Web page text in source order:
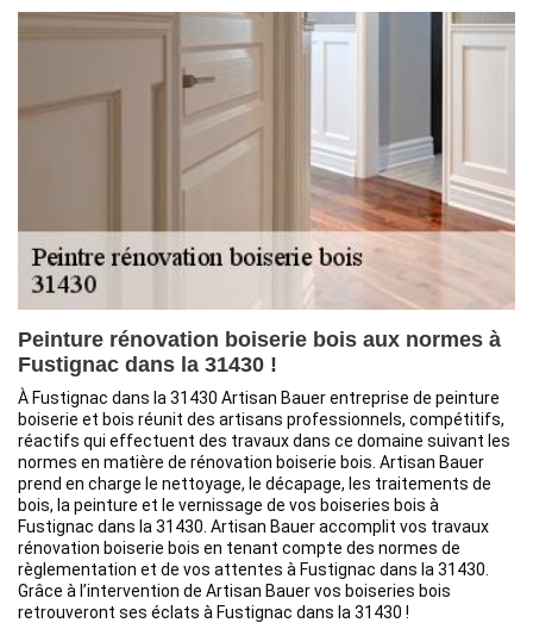
Peinture rénovation boiserie bois aux normes à
Fustignac dans la 31430 !
À Fustignac dans la 31430 Artisan Bauer entreprise de peinture
boiserie et bois réunit des artisans professionnels, compétitifs,
réactifs qui effectuent des travaux dans ce domaine suivant les
normes en matière de rénovation boiserie bois. Artisan Bauer
prend en charge le nettoyage, le décapage, les traitements de
bois, la peinture et le vernissage de vos boiseries bois à
Fustignac dans la 31430. Artisan Bauer accomplit vos travaux
rénovation boiserie bois en tenant compte des normes de
règlementation et de vos attentes à Fustignac dans la 31430.
Grâce à l’intervention de Artisan Bauer vos boiseries bois
retrouveront ses éclats à Fustignac dans la 31430 !